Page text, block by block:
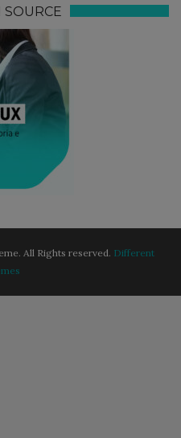
SOURCE
All Rights reserved. Different